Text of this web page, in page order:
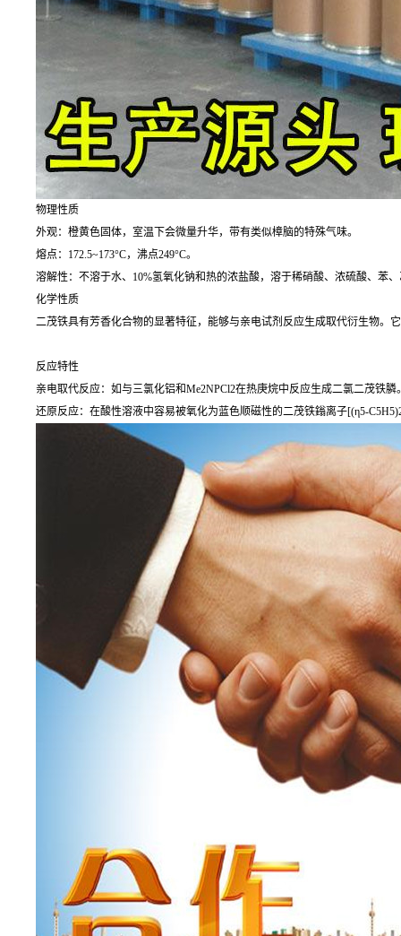
物理性质
外观：橙黄色固体，室温下会微量升华，带有类似樟脑的特殊气味。
熔点：172.5~173°C，沸点249°C。
溶解性：不溶于水、10%氢氧化钠和热的浓盐酸，溶于稀硝酸、浓硫酸、苯
化学性质
二茂铁具有芳香化合物的显著特征，能够与亲电试剂反应生成取代衍生物。
反应特性
亲电取代反应：如与三氯化铝和Me2NPCl2在热庚烷中反应生成二氯二茂铁膦
还原反应：在酸性溶液中容易被氧化为蓝色顺磁性的二茂铁鎓离子[(η5-